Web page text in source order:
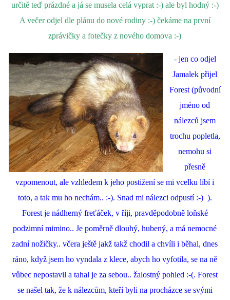
určitě teď prázdné a já se musela celá vyprat :-) ale byl hodný :-)
A večer odjel dle plánu do nové rodiny :-) čekáme na první
zprávičky a fotečky z nového domova :-)
- jen co odjel
Jamalek přijel
Forest (původní
jméno od
nálezců jsem
trochu popletla,
nemohu si
přesně
vzpomenout, ale vzhledem k jeho postižení se mi vcelku líbí i
toto, a tak mu ho nechám.. :-). Snad mi nálezci odpustí :-) ).
Forest je nádherný freťáček, v říji, pravděpodobně loňské
podzimní mimino.. Je poměrně dlouhý, hubený, a má nemocné
zadní nožičky.. včera ještě jakž takž chodil a chvíli i běhal, dnes
ráno, když jsem ho vyndala z klece, abych ho vyfotila, se na ně
vůbec nepostavil a tahal je za sebou.. žalostný pohled :-(. Forest
se našel tak, že k nálezcům, kteří byli na procházce se svými